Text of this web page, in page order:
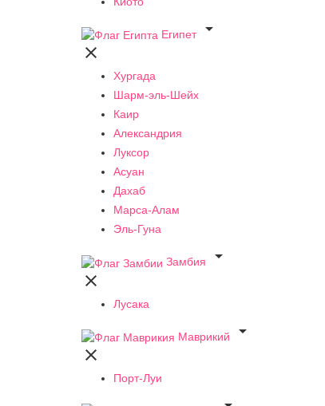
Египет


Хургада
Шарм-эль-Шейх
Каир
Александрия
Луксор
Асуан
Дахаб
Марса-Алам
Эль-Гуна
Замбия


Лусака
Маврикий


Порт-Луи